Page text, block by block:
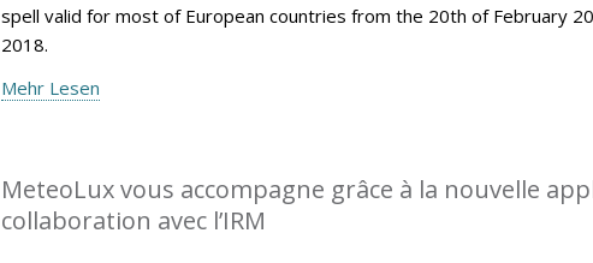
spell valid for most of European countries from the 20th of February
2018.
Mehr Lesen
MeteoLux vous accompagne grâce à la nouvelle
collaboration avec l’IRM